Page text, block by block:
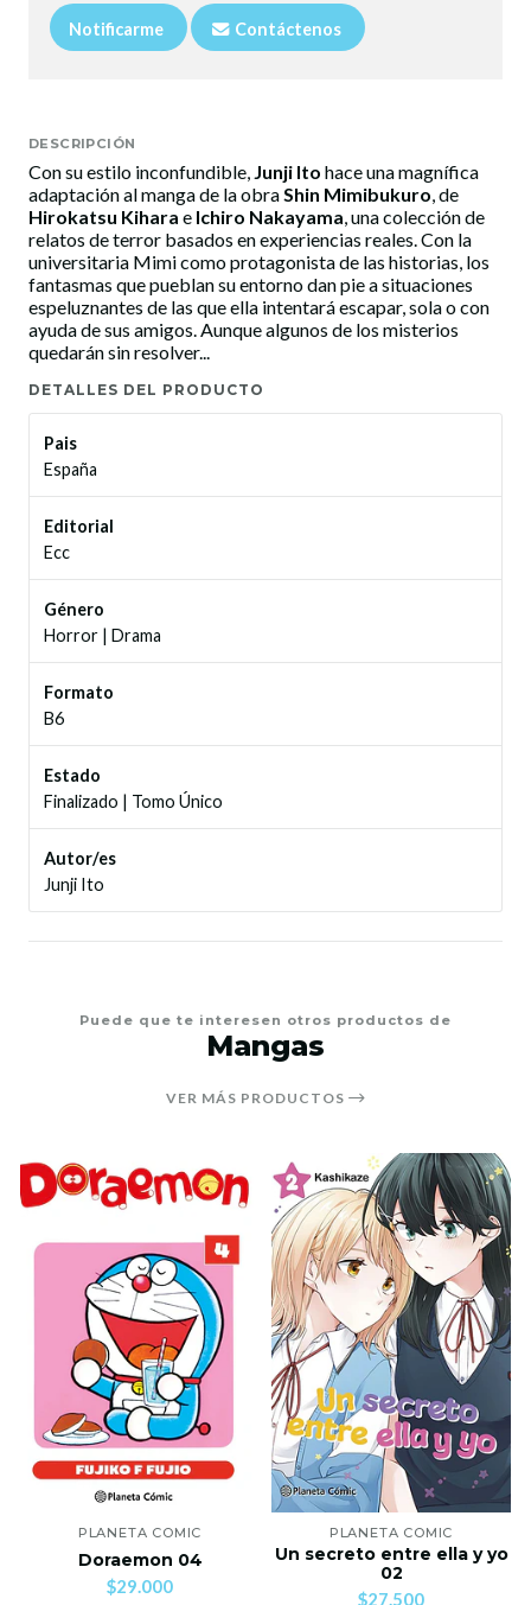
Notificarme Contáctenos
DESCRIPCIÓN
Con su estilo inconfundible, Junji Ito hace una magnífica
adaptación al manga de la obra Shin Mimibukuro , de
Hirokatsu Kihara e Ichiro Nakayama , una colección de
relatos de terror basados en experiencias reales. Con la
universitaria Mimi como protagonista de las historias, los
fantasmas que pueblan su entorno dan pie a situaciones
espeluznantes de las que ella intentará escapar, sola o con
ayuda de sus amigos. Aunque algunos de los misterios
quedarán sin resolver...
DETALLES DEL PRODUCTO
Pais
España
Editorial
Ecc
Género
Horror | Drama
Formato
B6
Estado
Finalizado | Tomo Único
Autor/es
Junji Ito
Puede que te interesen otros productos de
Mangas
VER MÁS PRODUCTOS
PLANETA COMIC
Doraemon 04
$29.000
PLANETA COMIC
Un secreto entre ella y yo
02
$27.500